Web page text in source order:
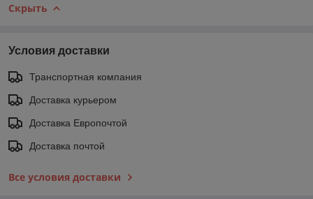
Скрыть
Условия доставки
Транспортная компания
Доставка курьером
Доставка Европочтой
Доставка почтой
Все условия доставки